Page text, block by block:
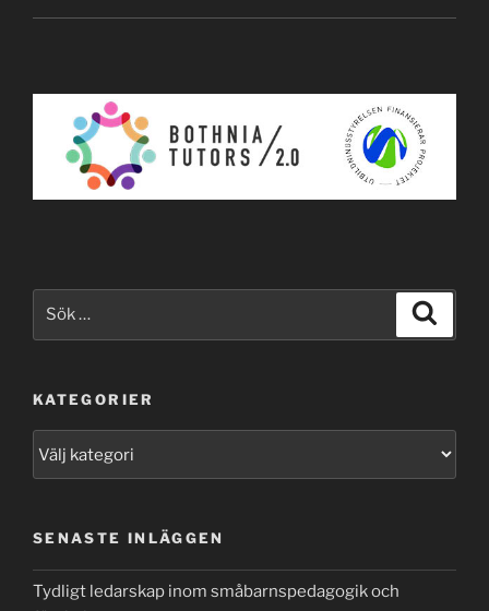
KATEGORIER
SENASTE INLÄGGEN
Tydligt ledarskap inom småbarnspedagogik och